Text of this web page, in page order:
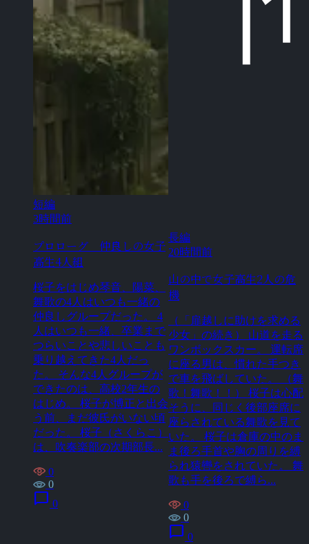
短編
3時間前
プロローグ 仲良しの女子
高生4人組
桜子をはじめ琴音、陽菜、
舞歌の4人はいつも一緒の
仲良しグループだった。 4
人はいつも一緒、卒業まで
つらいことや悲しいことも
乗り越えてきた4人だっ
た。 そんな4人グループが
できたのは、高校2年生の
はじめ。 桜子が博正と出会
う前、まだ彼氏がいない頃
だった。 桜子（さくらこ）
は、吹奏楽部の次期部長...
0
0
chat_bubble 0
長編
20時間前
山の中で女子高生2人の危
機
（「扉越しに助けを求める
少女」の続き） 山道を走る
ワンボックスカー。 運転席
に座る男は、慣れた手つき
で車を飛ばしていた。 （舞
歌！舞歌！！） 桜子は心配
そうに、同じく後部座席に
座らされている舞歌を見て
いた。 桜子は倉庫の中のま
ま後ろ手首や胸の周りを縛
られ猿轡をされていた。 舞
歌も手を後ろで縛ら...
0
0
chat_bubble 0